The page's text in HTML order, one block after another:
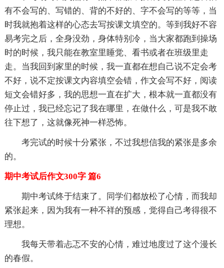
有不会写的、写错的、背的不好的、字不会写的等等，当
时我就抱着这样的心态去写按课文填空的。等到我好不容
易考完之后，全身没劲，身体特别冷，当大家都跑到操场
时的时候，我只能在教室里睡觉、看书或者在班级里走
走。当我回到家里的时候，我一直都在想自己说不定会考
不好，说不定按课文内容填空会错，作文会写不好，阅读
短文会错好多，我的思想一直在扩大，根本就一直都没有
停止过，我已经忘记了我在哪里，在做什么，可是我不敢
往下想了，这就像死神一样恐怖。
考完试的时候十分紧张，不过我想信我的紧张是多余
的。
期中考试后作文300字 篇6
期中考试终于结束了。同学们都放松了心情，而我却
紧张起来，因为我有一种不祥的预感，觉得自己考得很不
理想。
我每天带着忐忑不安的心情，难过地度过了这个漫长
的春假。